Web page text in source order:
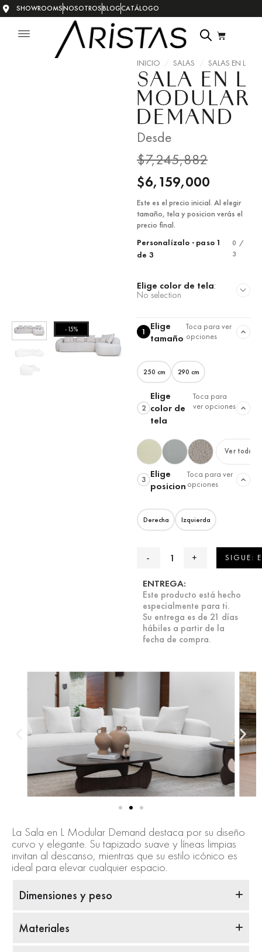
SHOWROOMSNOSOTROSBLOGCATÁLOGO
-15%
INICIO / SALAS / SALAS EN L
SALA EN L
MODULAR
DEMAND
Desde
$7,245,882
$6,159,000
Este es el precio inicial. Al elegir
tamaño, tela y posicion verás el
precio final.
Personalízalo · paso 1
de 3
0 /
3
Elige color de tela:
No selection
1
Elige
tamaño
Toca para ver
opciones
250 cm 290 cm
2
Elige
color de
tela
Toca para
ver opciones
Ver todas
3 Elige
posicion
Toca para ver
opciones
Derecha Izquierda
SIGUE:
ENTREGA:
Este producto está hecho
especialmente para ti.
Su entrega es de 21 días
hábiles a partir de la
fecha de compra.
La Sala en L Modular Demand destaca por su diseño
curvo y elegante. Su tapizado suave y líneas limpias
invitan al descanso, mientras que su estilo icónico es
ideal para elevar cualquier espacio.
Dimensiones y peso
Materiales